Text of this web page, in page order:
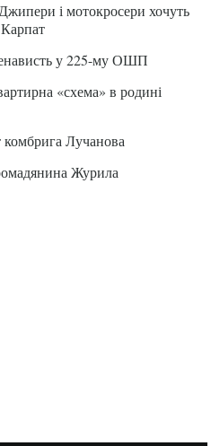
і мотокросери хочуть
у 225-му ОШП
«схема» в родині
Лучанова
Журила